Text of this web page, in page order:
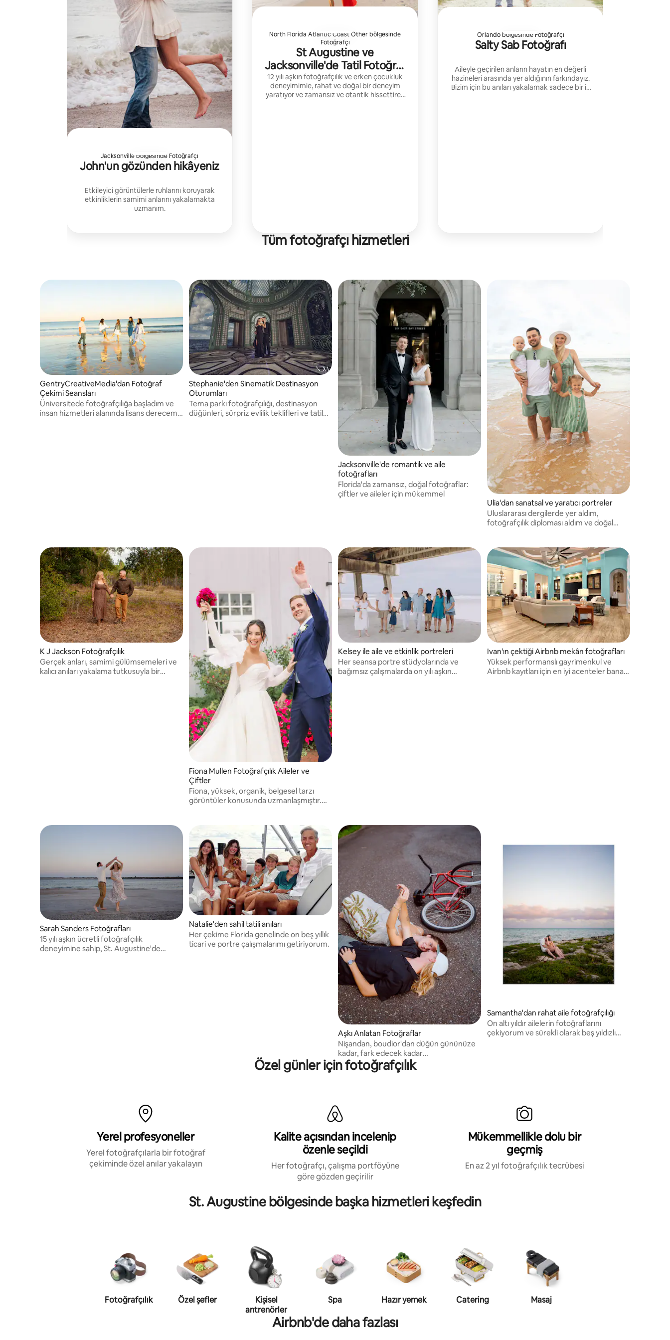
Jacksonville bölgesinde Fotoğrafçı
John'un gözünden hikâyeniz
Etkileyici görüntülerle ruhlarını koruyarak
etkinliklerin samimi anlarını yakalamakta
uzmanım.
North Florida Atlantic Coast Other bölgesinde
Fotoğrafçı
St Augustine ve
Jacksonville'de Tatil Fotoğraf
Çekimi
12 yılı aşkın fotoğrafçılık ve erken çocukluk
deneyimimle, rahat ve doğal bir deneyim
yaratıyor ve zamansız ve otantik hissettiren
Orlando bölgesinde Fotoğrafçı
Salty Sab Fotoğrafı
Aileyle geçirilen anların hayatın en değerli
hazineleri arasında yer aldığının farkındayız.
Bizim için bu anıları yakalamak sadece bir iş
Tüm fotoğrafçı hizmetleri
GentryCreativeMedia'dan Fotoğraf
Çekimi Seansları
Üniversitede fotoğrafçılığa başladım ve
insan hizmetleri alanında lisans derecem
Stephanie'den Sinematik Destinasyon
Oturumları
Tema parkı fotoğrafçılığı, destinasyon
düğünleri, sürpriz evlilik teklifleri ve tatil
Jacksonville'de romantik ve aile
fotoğrafları
Florida'da zamansız, doğal fotoğraflar:
çiftler ve aileler için mükemmel
Ulia'dan sanatsal ve yaratıcı portreler
Uluslararası dergilerde yer aldım,
fotoğrafçılık diploması aldım ve doğal
anılara dönüştürmeye odaklanıyorum.
K J Jackson Fotoğrafçılık
Gerçek anları, samimi gülümsemeleri ve
kalıcı anıları yakalama tutkusuyla bir
Fiona Mullen Fotoğrafçılık Aileler ve
Çiftler
Fiona, yüksek, organik, belgesel tarzı
görüntüler konusunda uzmanlaşmıştır.
ve sörf fotoğrafçısı.
@fionamullenphotography
Kelsey ile aile ve etkinlik portreleri
Her seansa portre stüdyolarında ve
bağımsız çalışmalarda on yılı aşkın
Ivan'ın çektiği Airbnb mekân fotoğrafları
Yüksek performanslı gayrimenkul ve
Airbnb kayıtları için en iyi acenteler bana
Sarah Sanders Fotoğrafları
15 yılı aşkın ücretli fotoğrafçılık
deneyimine sahip, St. Augustine'de
Natalie'den sahil tatili anıları
Her çekime Florida genelinde on beş yıllık
ticari ve portre çalışmalarımı getiriyorum.
Aşkı Anlatan Fotoğraflar
Nişandan, boudior'dan düğün gününüze
kadar, fark edecek kadar
yavaşlamazsanız hızla geçip giden küçük
anlar vardır. Fotoğrafçılık sizi o ana geri
Samantha'dan rahat aile fotoğrafçılığı
On altı yıldır ailelerin fotoğraflarını
çekiyorum ve sürekli olarak beş yıldızlı
Özel günler için fotoğrafçılık
Yerel profesyoneller
Yerel fotoğrafçılarla bir fotoğraf
çekiminde özel anılar yakalayın
Kalite açısından incelenip
özenle seçildi
Her fotoğrafçı, çalışma portföyüne
göre gözden geçirilir
Mükemmellikle dolu bir
geçmiş
En az 2 yıl fotoğrafçılık tecrübesi
St. Augustine bölgesinde başka hizmetleri keşfedin
Fotoğrafçılık Özel şefler
Kişisel
antrenörler
Spa Hazır yemek Catering Masaj
Airbnb'de daha fazlası